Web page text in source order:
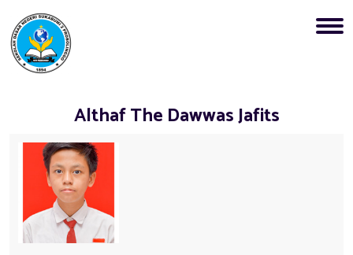
Althaf The Dawwas Jafits